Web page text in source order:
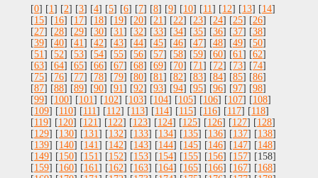
[0] [1] [2] [3] [4] [5] [6] [7] [8] [9] [10] [11] [12] [13] [14]
[15] [16] [17] [18] [19] [20] [21] [22] [23] [24] [25] [26]
[27] [28] [29] [30] [31] [32] [33] [34] [35] [36] [37] [38]
[39] [40] [41] [42] [43] [44] [45] [46] [47] [48] [49] [50]
[51] [52] [53] [54] [55] [56] [57] [58] [59] [60] [61] [62]
[63] [64] [65] [66] [67] [68] [69] [70] [71] [72] [73] [74]
[75] [76] [77] [78] [79] [80] [81] [82] [83] [84] [85] [86]
[87] [88] [89] [90] [91] [92] [93] [94] [95] [96] [97] [98]
[99] [100] [101] [102] [103] [104] [105] [106] [107] [108]
[109] [110] [111] [112] [113] [114] [115] [116] [117] [118]
[119] [120] [121] [122] [123] [124] [125] [126] [127] [128]
[129] [130] [131] [132] [133] [134] [135] [136] [137] [138]
[139] [140] [141] [142] [143] [144] [145] [146] [147] [148]
[149] [150] [151] [152] [153] [154] [155] [156] [157] [158]
[159] [160] [161] [162] [163] [164] [165] [166] [167] [168]